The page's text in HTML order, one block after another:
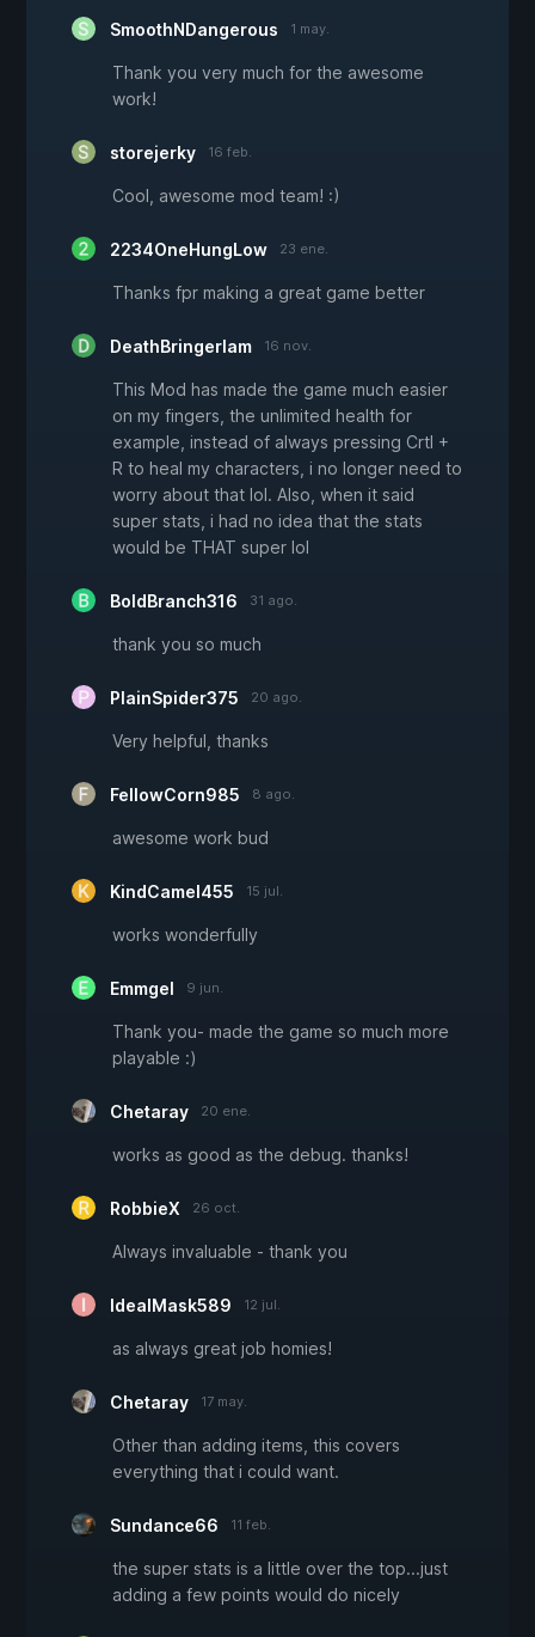
SmoothNDangerous 1 may.
Thank you very much for the awesome
work!
storejerky 16 feb.
Cool, awesome mod team! :)
2234OneHungLow 23 ene.
Thanks fpr making a great game better
DeathBringerIam 16 nov.
This Mod has made the game much easier
on my fingers, the unlimited health for
example, instead of always pressing Crtl +
R to heal my characters, i no longer need to
worry about that lol. Also, when it said
super stats, i had no idea that the stats
would be THAT super lol
BoldBranch316 31 ago.
thank you so much
PlainSpider375 20 ago.
Very helpful, thanks
FellowCorn985 8 ago.
awesome work bud
KindCamel455 15 jul.
works wonderfully
Emmgel 9 jun.
Thank you- made the game so much more
playable :)
Chetaray 20 ene.
works as good as the debug. thanks!
RobbieX 26 oct.
Always invaluable - thank you
IdealMask589 12 jul.
as always great job homies!
Chetaray 17 may.
Other than adding items, this covers
everything that i could want.
Sundance66 11 feb.
the super stats is a little over the top...just
adding a few points would do nicely